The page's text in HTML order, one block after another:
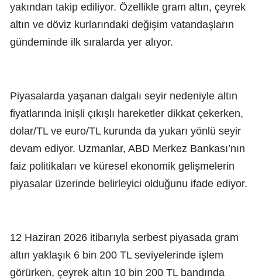
yakından takip ediliyor. Özellikle gram altın, çeyrek
altın ve döviz kurlarındaki değişim vatandaşların
gündeminde ilk sıralarda yer alıyor.
Piyasalarda yaşanan dalgalı seyir nedeniyle altın
fiyatlarında inişli çıkışlı hareketler dikkat çekerken,
dolar/TL ve euro/TL kurunda da yukarı yönlü seyir
devam ediyor. Uzmanlar, ABD Merkez Bankası’nın
faiz politikaları ve küresel ekonomik gelişmelerin
piyasalar üzerinde belirleyici olduğunu ifade ediyor.
12 Haziran 2026 itibarıyla serbest piyasada gram
altın yaklaşık 6 bin 200 TL seviyelerinde işlem
görürken, çeyrek altın 10 bin 200 TL bandında